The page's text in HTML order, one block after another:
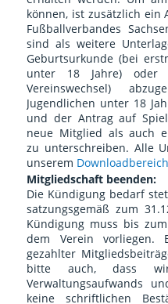
können, ist zusätzlich ein
Fußballverbandes
sind als weitere
Geburtsurkunde (bei
unter 18 Jahre) oder
Vereinswechsel)
Jugendlichen unter 18
und der Antrag auf
neue Mitglied als auch
zu unterschreiben. Alle
unserem Downloadbereich
Mitgliedschaft beenden:
Die Kündigung bedarf
satzungsgemäß zum
Kündigung muss bis
dem Verein vorliegen.
gezahlter
bitte auch, dass
Verwaltungsaufwands
keine schriftlichen